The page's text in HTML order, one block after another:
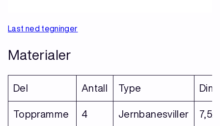
Last ned tegninger
Materialer
Del Antall Type Dim
Toppramme 4 Jernbanesviller